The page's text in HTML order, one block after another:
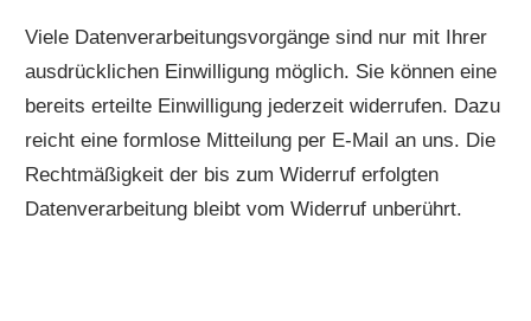
Viele Datenverarbeitungsvorgänge sind nur mit Ihrer
ausdrücklichen Einwilligung möglich. Sie können eine
bereits erteilte Einwilligung jederzeit widerrufen. Dazu
reicht eine formlose Mitteilung per E-Mail an uns. Die
Rechtmäßigkeit der bis zum Widerruf erfolgten
Datenverarbeitung bleibt vom Widerruf unberührt.